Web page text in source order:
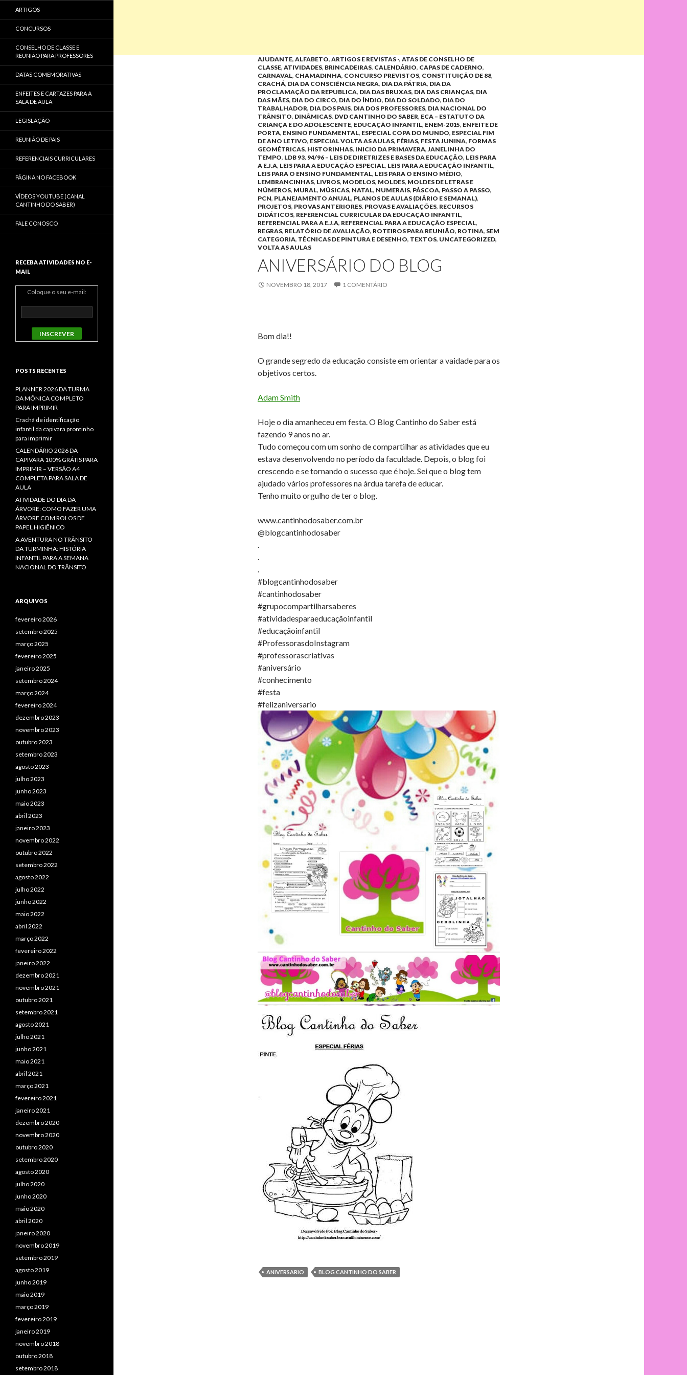
AJUDANTE, ALFABETO, ARTIGOS E REVISTAS -, ATAS DE CONSELHO DE
CLASSE, ATIVIDADES, BRINCADEIRAS, CALENDÁRIO, CAPAS DE CADERNO,
CARNAVAL, CHAMADINHA, CONCURSO PREVISTOS, CONSTITUIÇÃO DE 88,
CRACHÁ, DIA DA CONSCIÊNCIA NEGRA, DIA DA PÁTRIA, DIA DA
PROCLAMAÇÃO DA REPUBLICA, DIA DAS BRUXAS, DIA DAS CRIANÇAS, DIA
DAS MÃES, DIA DO CIRCO, DIA DO ÍNDIO, DIA DO SOLDADO, DIA DO
TRABALHADOR, DIA DOS PAIS, DIA DOS PROFESSORES, DIA NACIONAL DO
TRÂNSITO, DINÂMICAS, DVD CANTINHO DO SABER, ECA – ESTATUTO DA
CRIANÇA E DO ADOLESCENTE, EDUCAÇÃO INFANTIL, ENEM-2015, ENFEITE DE
PORTA, ENSINO FUNDAMENTAL, ESPECIAL COPA DO MUNDO, ESPECIAL FIM
DE ANO LETIVO, ESPECIAL VOLTA AS AULAS, FÉRIAS, FESTA JUNINA, FORMAS
GEOMÉTRICAS, HISTORINHAS, INICIO DA PRIMAVERA,JANELINHA DO
TEMPO, LDB 93, 94/96 – LEIS DE DIRETRIZES E BASES DA EDUCAÇÃO, LEIS PARA
A E.J.A, LEIS PARA A EDUCAÇÃO ESPECIAL, LEIS PARA A EDUCAÇÃO INFANTIL,
LEIS PARA O ENSINO FUNDAMENTAL, LEIS PARA O ENSINO MÉDIO,
LEMBRANCINHAS, LIVROS, MODELOS, MOLDES, MOLDES DE LETRAS E
NÚMEROS, MURAL, MÚSICAS, NATAL, NUMERAIS, PÁSCOA, PASSO A PASSO,
PCN, PLANEJAMENTO ANUAL, PLANOS DE AULAS (DIÁRIO E SEMANAL),
PROJETOS, PROVAS ANTERIORES, PROVAS E AVALIAÇÕES, RECURSOS
DIDÁTICOS, REFERENCIAL CURRICULAR DA EDUCAÇÃO INFANTIL,
REFERENCIAL PARA A E.J.A, REFERENCIAL PARA A EDUCAÇÃO ESPECIAL,
REGRAS, RELATÓRIO DE AVALIAÇÃO, ROTEIROS PARA REUNIÃO, ROTINA, SEM
CATEGORIA, TÉCNICAS DE PINTURA E DESENHO, TEXTOS, UNCATEGORIZED,
VOLTA AS AULAS
ANIVERSÁRIO DO BLOG
NOVEMBRO 18, 2017 1 COMENTÁRIO
Bom dia!!
O grande segredo da educação consiste em orientar a vaidade para os
objetivos certos.
Adam Smith
Hoje o dia amanheceu em festa. O Blog Cantinho do Saber está
fazendo 9 anos no ar.
Tudo começou com um sonho de compartilhar as atividades que eu
estava desenvolvendo no período da faculdade. Depois, o blog foi
crescendo e se tornando o sucesso que é hoje. Sei que o blog tem
ajudado vários professores na árdua tarefa de educar.
Tenho muito orgulho de ter o blog.
www.cantinhodosaber.com.br
@blogcantinhodosaber
.
.
.
#blogcantinhodosaber
#cantinhodosaber
#grupocompartilharsaberes
#atividadesparaeducaçãoinfantil
#educaçãoinfantil
#ProfessorasdoInstagram
#professorascriativas
#aniversário
#conhecimento
#festa
#felizaniversario
ANIVERSARIO BLOG CANTINHO DO SABER
ARTIGOS
CONCURSOS
CONSELHO DE CLASSE E
REUNIÃO PARA PROFESSORES
DATAS COMEMORATIVAS
ENFEITES E CARTAZES PARA A
SALA DE AULA
LEGISLAÇÃO
REUNIÃO DE PAIS
REFERENCIAIS CURRICULARES
PÁGINA NO FACEBOOK
VÍDEOS YOUTUBE (CANAL
CANTINHO DO SABER)
FALE CONOSCO
RECEBA ATIVIDADES NO E-
MAIL
Coloque o seu e-mail:
POSTS RECENTES
PLANNER 2026 DA TURMA
DA MÔNICA COMPLETO
PARA IMPRIMIR
Crachá de identificação
infantil da capivara prontinho
para imprimir
CALENDÁRIO 2026 DA
CAPIVARA 100% GRÁTIS PARA
IMPRIMIR – VERSÃO A4
COMPLETA PARA SALA DE
AULA
ATIVIDADE DO DIA DA
ÁRVORE: COMO FAZER UMA
ÁRVORE COM ROLOS DE
PAPEL HIGIÊNICO
A AVENTURA NO TRÂNSITO
DA TURMINHA: HISTÓRIA
INFANTIL PARA A SEMANA
NACIONAL DO TRÂNSITO
ARQUIVOS
fevereiro 2026
setembro 2025
março 2025
fevereiro 2025
janeiro 2025
setembro 2024
março 2024
fevereiro 2024
dezembro 2023
novembro 2023
outubro 2023
setembro 2023
agosto 2023
julho 2023
junho 2023
maio 2023
abril 2023
janeiro 2023
novembro 2022
outubro 2022
setembro 2022
agosto 2022
julho 2022
junho 2022
maio 2022
abril 2022
março 2022
fevereiro 2022
janeiro 2022
dezembro 2021
novembro 2021
outubro 2021
setembro 2021
agosto 2021
julho 2021
junho 2021
maio 2021
abril 2021
março 2021
fevereiro 2021
janeiro 2021
dezembro 2020
novembro 2020
outubro 2020
setembro 2020
agosto 2020
julho 2020
junho 2020
maio 2020
abril 2020
janeiro 2020
novembro 2019
setembro 2019
agosto 2019
junho 2019
maio 2019
março 2019
fevereiro 2019
janeiro 2019
novembro 2018
outubro 2018
setembro 2018